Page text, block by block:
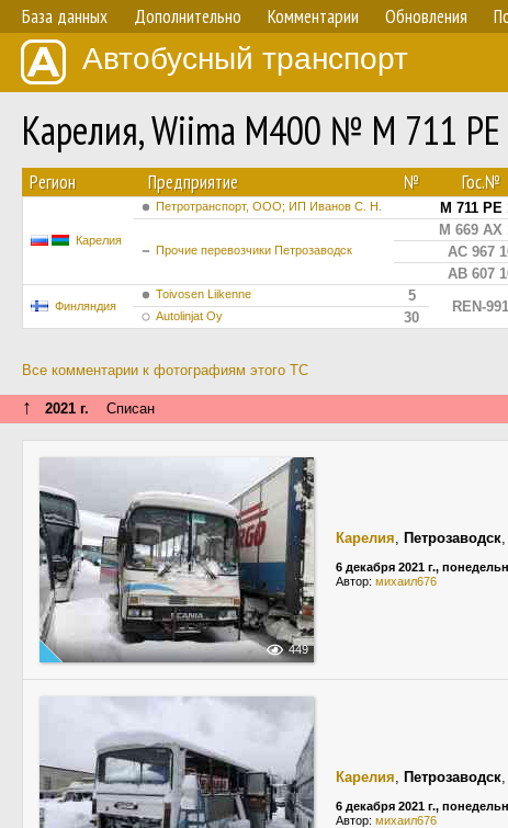
База данных Дополнительно Комментарии Обновления
Автобусный транспорт
Карелия, Wiima M400 № М 711
Регион Предприятие № Гос.№
Карелия
Петротранспорт, ООО; ИП Иванов С. Н. М 711 РЕ
Прочие перевозчики Петрозаводск
М 669 АХ
АС 967
АВ 607
Финляндия
Toivosen Liikenne 5
REN-991
Autolinjat Oy 30
Все комментарии к фотографиям этого ТС
↑ 2021 г. Списан
449
Карелия, Петрозаводск,
6 декабря 2021 г.,
Автор: михаил676
Карелия, Петрозаводск,
6 декабря 2021 г.,
Автор: михаил676